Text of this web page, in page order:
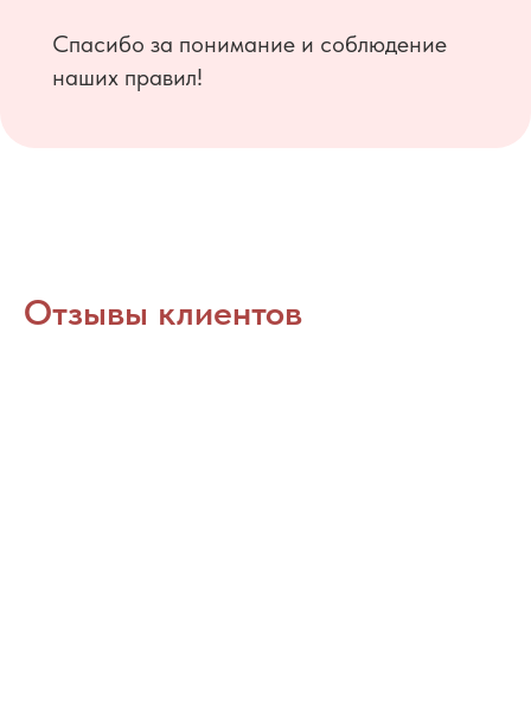
Спасибо за понимание и соблюдение
наших правил!
Отзывы клиентов